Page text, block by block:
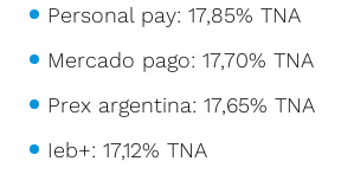
Personal pay: 17,85% TNA
Mercado pago: 17,70% TNA
Prex argentina: 17,65% TNA
Ieb+: 17,12% TNA